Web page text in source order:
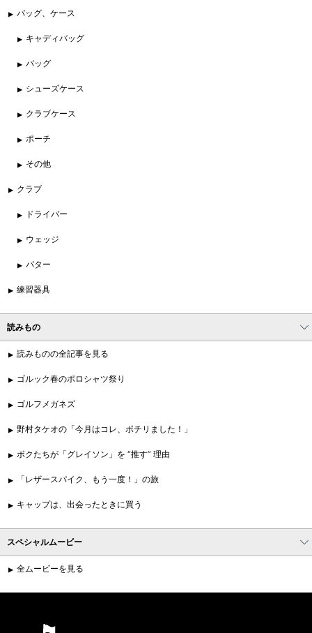
バッグ、ケース
キャディバッグ
バッグ
シューズケース
クラブケース
ポーチ
その他
クラブ
ドライバー
ウェッジ
パター
練習器具
読みもの
読みものの全記事を見る
ゴルック春のポロシャツ祭り
ゴルフメガネズ
野村タケオの「今月はコレ、ポチリました！」
ボクたちが「グレイソン」を “推す” 理由
「レザースパイク、もう一度！」の旅
キャップは、出会ったときに買う
スペシャルムービー
全ムービーを見る